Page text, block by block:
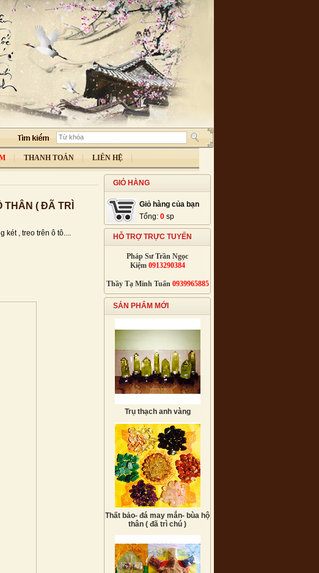
THANH TOÁN LIÊN HỆ
THÂN ( ĐÃ TRÌ
két , treo trên ô tô....
GIỎ HÀNG
Giỏ hàng của bạn
Tổng: 0 sp
HỖ TRỢ TRỰC TUYẾN
Pháp Sư Trần Ngọc
Kiệm 0913290384
Thầy Tạ Minh Tuấn 0939965885
SẢN PHẨM MỚI
Trụ thạch anh vàng
Thất bảo- đá may mắn- bùa hộ
thân ( đã trì chú )